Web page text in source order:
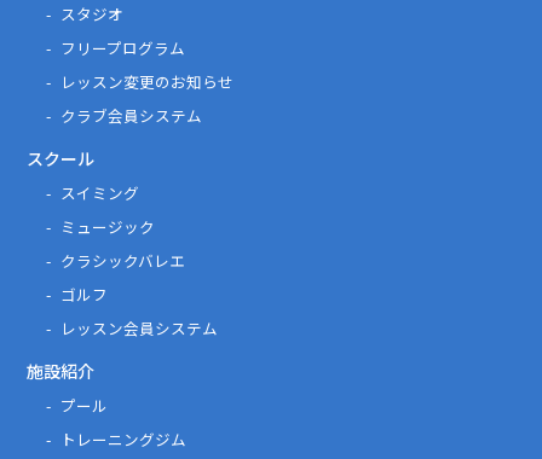
スタジオ
フリープログラム
レッスン変更のお知らせ
クラブ会員システム
スクール
スイミング
ミュージック
クラシックバレエ
ゴルフ
レッスン会員システム
施設紹介
プール
トレーニングジム